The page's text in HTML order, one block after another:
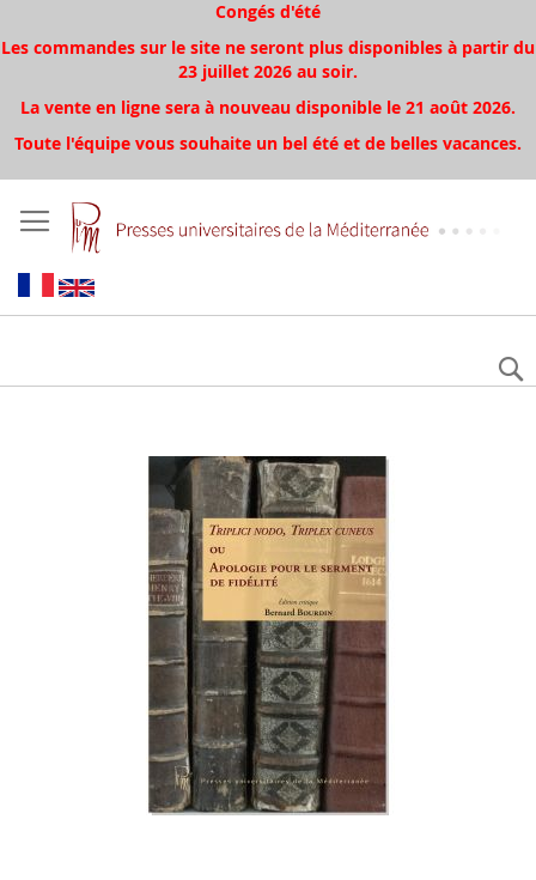
Congés d'été
Les commandes sur le site ne seront plus disponibles à partir du
23 juillet 2026 au soir.
La vente en ligne sera à nouveau disponible le 21 août 2026.
Toute l'équipe vous souhaite un bel été et de belles vacances.